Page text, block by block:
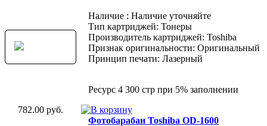
Наличие : Наличие уточняйте
Тип картриджей: Тонеры
Производитель картриджей: Toshiba
Признак оригинальности: Оригинальный
Принцип печати: Лазерный
Ресурс 4 300 стр при 5% заполнении
782.00 руб.
Фотобарабан Toshiba OD-1600